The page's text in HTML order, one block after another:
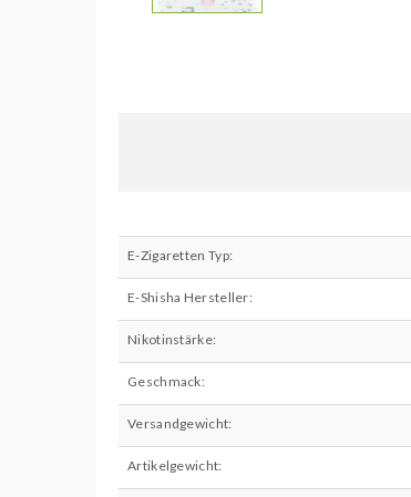
E-Zigaretten Typ:
E-Shisha Hersteller:
Nikotinstärke:
Geschmack:
Versandgewicht:
Artikelgewicht: